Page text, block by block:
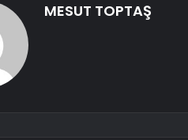
MESUT TOPTAŞ